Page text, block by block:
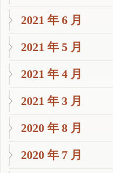
2021 年 6 月
2021 年 5 月
2021 年 4 月
2021 年 3 月
2020 年 8 月
2020 年 7 月